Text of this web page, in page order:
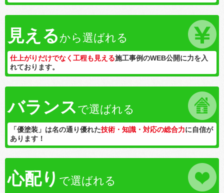
見える から選ばれる
仕上がりだけでなく工程も見える施工事例のWEB公開に力を入
れております。
バランスで選ばれる
「優塗装」は名の通り優れた技術・知識・対応の総合力に自信が
あります！
心配り で選ばれる